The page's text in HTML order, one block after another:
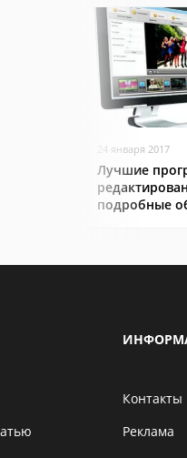
24 января 2017
Лучшие
подробные
Контакты
Реклама